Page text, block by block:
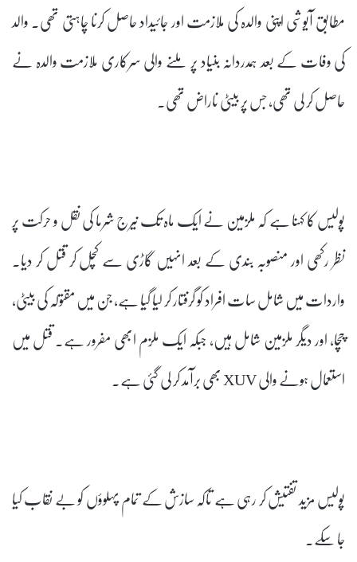
مطابق آیوشی اپنی والدہ کی ملازمت اور جائیداد حاصل کرنا چاہتی تھی۔ والد
کی وفات کے بعد ہمدردانہ بنیاد پر ملنے والی سرکاری ملازمت والدہ نے
حاصل کر لی تھی، جس پر بیٹی ناراض تھی۔
پولیس کا کہنا ہے کہ ملزمین نے ایک ماہ تک نیرج شرما کی نقل و حرکت پر
نظر رکھی اور منصوبہ بندی کے بعد انہیں گاڑی سے کچل کر قتل کر دیا۔
واردات میں شامل سات افراد کو گرفتار کر لیا گیا ہے، جن میں مقتولہ کی بیٹی،
چچا، اور دیگر ملزمین شامل ہیں، جبکہ ایک ملزم ابھی مفرور ہے۔ قتل میں
استعمال ہونے والی XUV بھی برآمد کر لی گئی ہے۔
پولیس مزید تفتیش کر رہی ہے تاکہ سازش کے تمام پہلوؤں کو بے نقاب کیا
جا سکے۔